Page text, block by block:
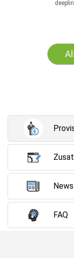
News
FAQ